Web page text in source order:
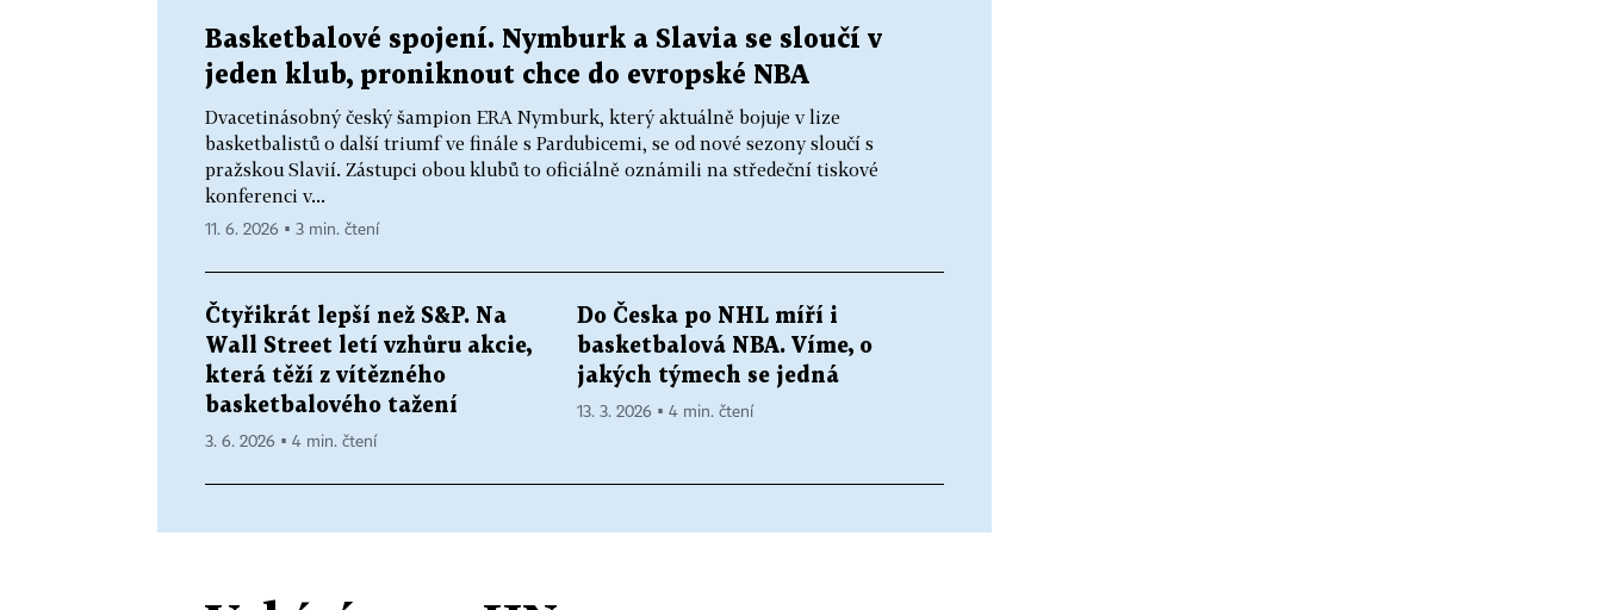
Basketbalové spojení. Nymburk a Slavia se sloučí v
jeden klub, proniknout chce do evropské NBA
Dvacetinásobný český šampion ERA Nymburk, který aktuálně bojuje v lize
basketbalistů o další triumf ve finále s Pardubicemi, se od nové sezony sloučí s
pražskou Slavií. Zástupci obou klubů to oficiálně oznámili na středeční tiskové
konferenci v...
11. 6. 2026 ▪ 3 min. čtení
Čtyřikrát lepší než S&P. Na
Wall Street letí vzhůru akcie,
která těží z vítězného
basketbalového tažení
3. 6. 2026 ▪ 4 min. čtení
Do Česka po NHL míří i
basketbalová NBA. Víme, o
jakých týmech se jedná
13. 3. 2026 ▪ 4 min. čtení